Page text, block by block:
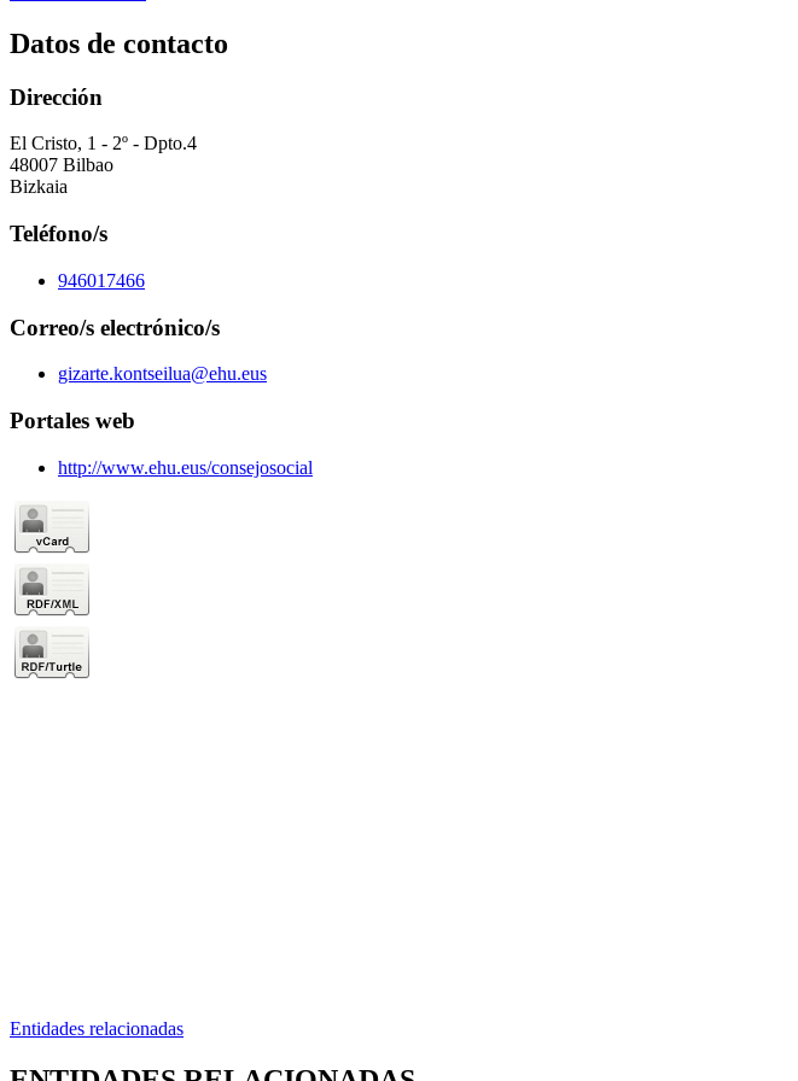
Datos de contacto
Dirección
El Cristo, 1 - 2º - Dpto.4
48007 Bilbao
Bizkaia
Teléfono/s
946017466
Correo/s electrónico/s
gizarte.kontseilua@ehu.eus
Portales web
http://www.ehu.eus/consejosocial
Entidades relacionadas